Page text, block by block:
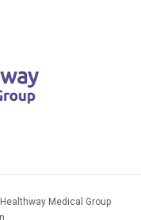
Medical Group